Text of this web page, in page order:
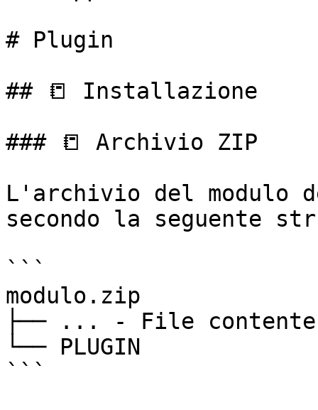
# Plugin
## 📒 Installazione
### 📒 Archivio ZIP
L'archivio del modulo
secondo la seguente
```
modulo.zip
├── ... - File
└── PLUGIN
```